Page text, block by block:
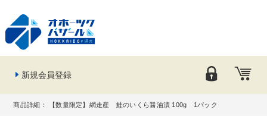
新規会員登録
商品詳細： 【数量限定】網走産 鮭のいくら醤油漬 100g 1パック